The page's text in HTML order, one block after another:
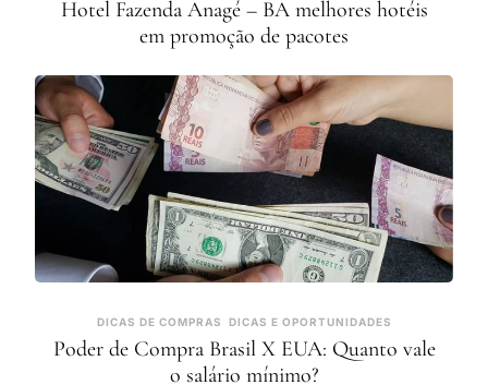
Hotel Fazenda Anagé – BA melhores hotéis
em promoção de pacotes
DICAS DE COMPRAS DICAS E OPORTUNIDADES
Poder de Compra Brasil X EUA: Quanto vale
o salário mínimo?